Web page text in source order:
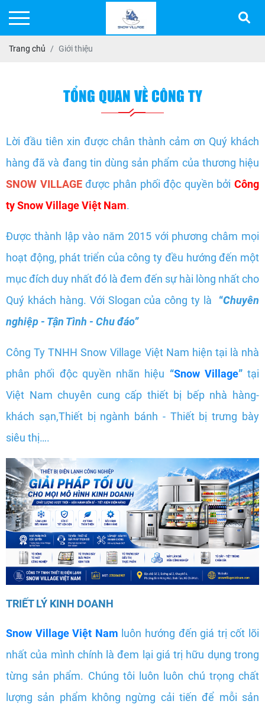
Trang chủ Giới thiệu
TỔNG QUAN VỀ CÔNG TY
Lời đầu tiên xin được chân thành cảm ơn Quý khách
hàng đã và đang tin dùng sản phẩm của thương hiệu
SNOW VILLAGEđược phân phối độc quyền bởi Công
ty Snow Village Việt Nam.
Được thành lập vào năm 2015 với phương châm mọi
hoạt động, phát triển của công ty đều hướng đến một
mục đích duy nhất đó là đem đến sự hài lòng nhất cho
Quý khách hàng. Với Slogan của công ty là “Chuyên
nghiệp - Tận Tình - Chu đáo”
Công Ty TNHH Snow Village Việt Nam hiện tại là nhà
phân phối độc quyền nhãn hiệu “Snow Village”tại
Việt Nam chuyên cung cấp thiết bị bếp nhà hàng-
khách sạn,Thiết bị ngành bánh - Thiết bị trưng bày
siêu thị….
TRIẾT LÝ KINH DOANH
Snow Village Việt Nam luôn hướng đến giá trị cốt lõi
nhất của mình chính là đem lại giá trị hữu dụng trong
từng sản phẩm. Chúng tôi luôn luôn chú trọng chất
lượng sản phẩm không ngừng cải tiến để mỗi sản